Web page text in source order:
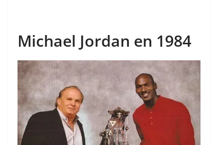
Michael Jordan en 1984